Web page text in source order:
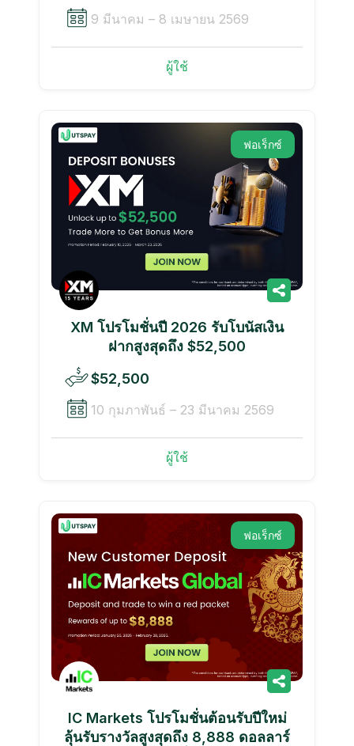
9 มีนาคม – 8 เมษายน 2569
ผู้ใช้
ฟอเร็กซ์
XM โปรโมชั่นปี 2026 รับโบนัสเงิน
ฝากสูงสุดถึง $52,500
$52,500
10 กุมภาพันธ์ – 23 มีนาคม 2569
ผู้ใช้
ฟอเร็กซ์
IC Markets โปรโมชั่นต้อนรับปีใหม่
ลุ้นรับรางวัลสูงสุดถึง 8,888 ดอลลาร์